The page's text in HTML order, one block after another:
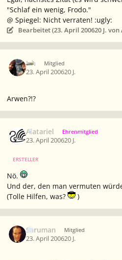
"Schlaf ein wenig, Frodo."
@ Spiegel: Nicht verraten! :ugly:
Bearbeitet (23. April 200620 J. von
Ich Mitglied
23. April 200620 J.
Arwen?!?
Alatariel Ehrenmitglied
23. April 200620 J.
ERSTELLER
Nö.
Und der, den man vermuten
(Tolle Hilfen, was?
)
Saruman Mitglied
23. April 200620 J.